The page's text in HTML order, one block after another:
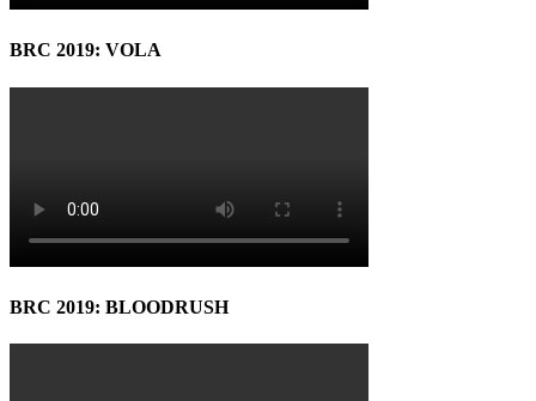
BRC 2019: VOLA
BRC 2019: BLOODRUSH